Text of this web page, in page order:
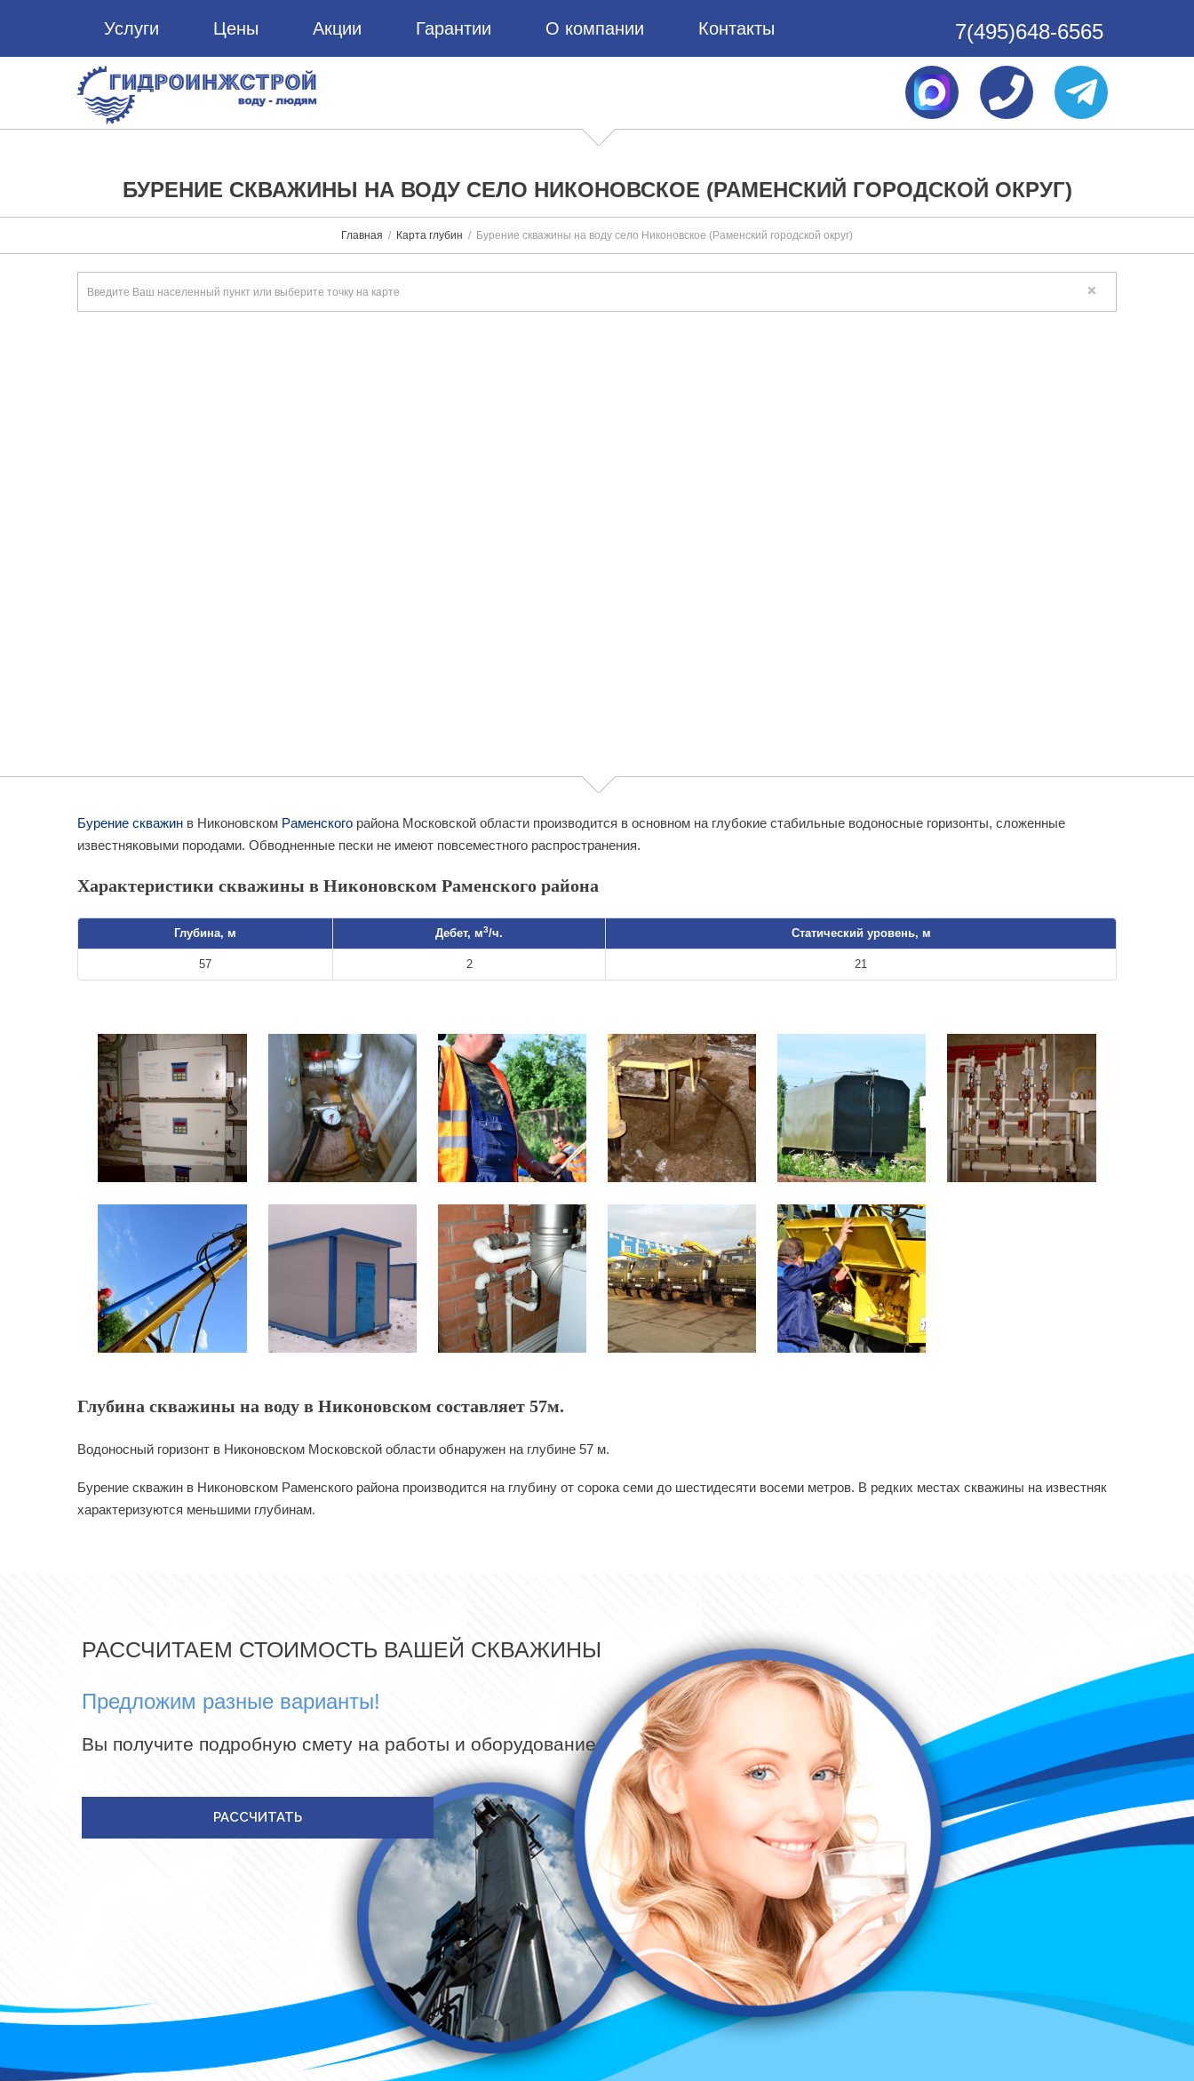
Услуги Цены Акции Гарантии О компании Контакты 7(495)648-6565
БУРЕНИЕ СКВАЖИНЫ НА ВОДУ СЕЛО НИКОНОВСКОЕ (РАМЕНСКИЙ ГОРОДСКОЙ ОКРУГ)
Главная Карта глубин Бурение скважины на воду село Никоновское (Раменский городской округ)
Бурение скважин в Никоновском Раменского района Московской области производится в основном на глубокие стабильные водоносные горизонты, сложенные
известняковыми породами. Обводненные пески не имеют повсеместного распространения.
Характеристики скважины в Никоновском Раменского района
Глубина, м Дебет, м3/ч. Статический уровень, м
57 2 21
Глубина скважины на воду в Никоновском составляет 57м.
Водоносный горизонт в Никоновском Московской области обнаружен на глубине 57 м.
Бурение скважин в Никоновском Раменского района производится на глубину от сорока семи до шестидесяти восеми метров. В редких местах скважины на известняк
характеризуются меньшими глубинам.
РАССЧИТАЕМ СТОИМОСТЬ ВАШЕЙ СКВАЖИНЫ
Предложим разные варианты!
Вы получите подробную смету на работы и оборудование
РАССЧИТАТЬ